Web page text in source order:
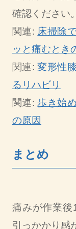
確認ください。
関連: 床掃除
ッと痛むとき
関連:変形性
るリハビリ
関連:歩き始
の原因
まとめ
痛みが作業
引っかかり感